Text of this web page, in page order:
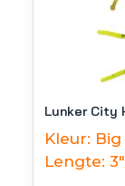
Lunker City
Kleur: Big
Lengte: